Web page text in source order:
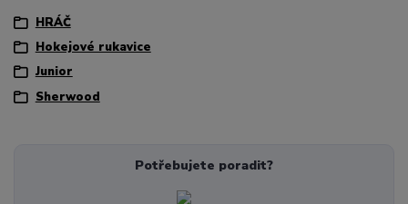
HRÁČ
Hokejové rukavice
Junior
Sherwood
Potřebujete poradit?